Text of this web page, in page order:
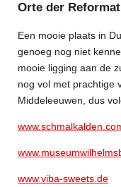
Orte der
Een mooie plaats in
genoeg nog niet
mooie ligging aan de
nog vol met prachtige
Middeleeuwen, dus
www.viba-sweets.de